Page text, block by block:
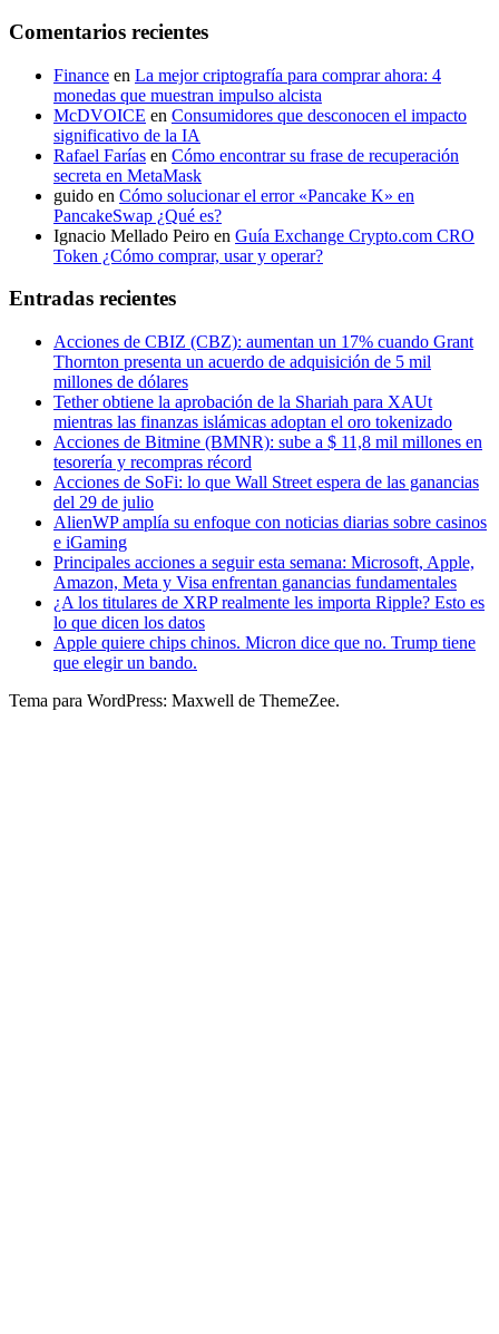
Comentarios recientes
Finance en La mejor criptografía para comprar ahora: 4
monedas que muestran impulso alcista
McDVOICE en Consumidores que desconocen el impacto
significativo de la IA
Rafael Farías en Cómo encontrar su frase de recuperación
secreta en MetaMask
guido en Cómo solucionar el error «Pancake K» en
PancakeSwap ¿Qué es?
Ignacio Mellado Peiro en Guía Exchange Crypto.com CRO
Token ¿Cómo comprar, usar y operar?
Entradas recientes
Acciones de CBIZ (CBZ): aumentan un 17% cuando Grant
Thornton presenta un acuerdo de adquisición de 5 mil
millones de dólares
Tether obtiene la aprobación de la Shariah para XAUt
mientras las finanzas islámicas adoptan el oro tokenizado
Acciones de Bitmine (BMNR): sube a $ 11,8 mil millones en
tesorería y recompras récord
Acciones de SoFi: lo que Wall Street espera de las ganancias
del 29 de julio
AlienWP amplía su enfoque con noticias diarias sobre casinos
e iGaming
Principales acciones a seguir esta semana: Microsoft, Apple,
Amazon, Meta y Visa enfrentan ganancias fundamentales
¿A los titulares de XRP realmente les importa Ripple? Esto es
lo que dicen los datos
Apple quiere chips chinos. Micron dice que no. Trump tiene
que elegir un bando.
Tema para WordPress: Maxwell de ThemeZee.